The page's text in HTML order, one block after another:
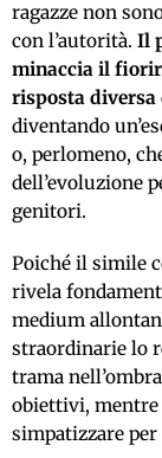
ragazze non
con l’autorità. Il
minaccia il
risposta diversa
diventando
o, perlomeno,
dell’evoluzione
genitori.
Poiché il simile
rivela
medium
straordinarie lo
trama
obiettivi, mentre
simpatizzare